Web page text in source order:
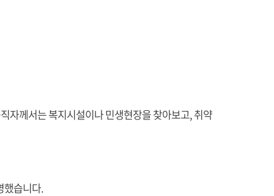
자께서는 복지시설이나 민생현장을 찾아보고, 취약
했습니다.